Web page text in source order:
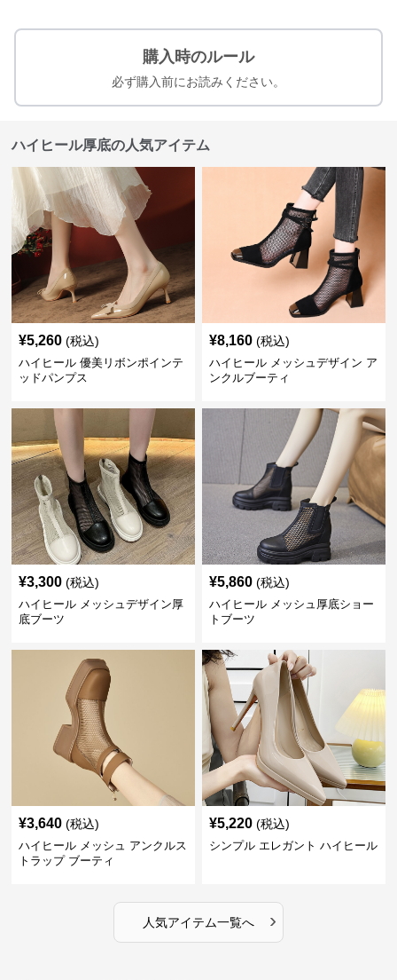
購入時のルール
必ず購入前にお読みください。
ハイヒール厚底の人気アイテム
¥5,260 (税込)
ハイヒール 優美リボンポインテ
ッドパンプス
¥8,160 (税込)
ハイヒール メッシュデザイン ア
ンクルブーティ
¥3,300 (税込)
ハイヒール メッシュデザイン厚
底ブーツ
¥5,860 (税込)
ハイヒール メッシュ厚底ショー
トブーツ
¥3,640 (税込)
ハイヒール メッシュ アンクルス
トラップ ブーティ
¥5,220 (税込)
シンプル エレガント ハイヒール
人気アイテム一覧へ ›